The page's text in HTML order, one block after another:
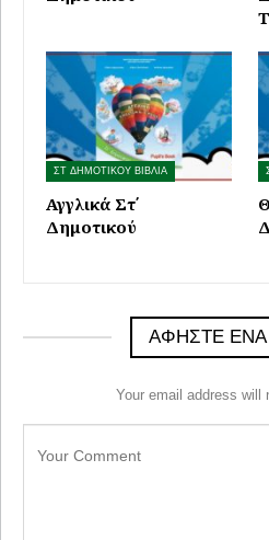
ΣΤ ΔΗΜΟΤΙΚΟΥ ΒΙΒΛΙΑ
Αγγλικά Στ΄
Δημοτικού
ΑΦΉΣΤΕ ΈΝΑ
Your email address will